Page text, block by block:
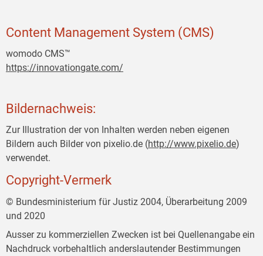
Content Management System (CMS)
womodo CMS™
https://innovationgate.com/
Bildernachweis:
Zur Illustration der von Inhalten werden neben eigenen
Bildern auch Bilder von pixelio.de (http://www.pixelio.de)
verwendet.
Copyright-Vermerk
© Bundesministerium für Justiz 2004, Überarbeitung 2009
und 2020
Ausser zu kommerziellen Zwecken ist bei Quellenangabe ein
Nachdruck vorbehaltlich anderslautender Bestimmungen